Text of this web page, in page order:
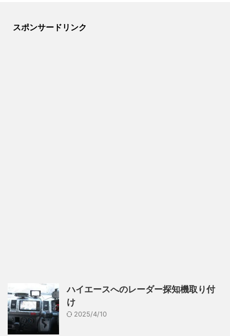
スポンサードリンク
ハイエースへのレーダー探知機取り付
け
2025/4/10